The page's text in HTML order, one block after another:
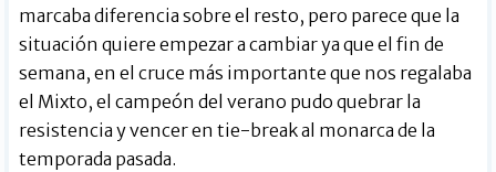
marcaba diferencia sobre el resto, pero parece que la
situación quiere empezar a cambiar ya que el fin de
semana, en el cruce más importante que nos regalaba
el Mixto, el campeón del verano pudo quebrar la
resistencia y vencer en tie-break al monarca de la
temporada pasada.